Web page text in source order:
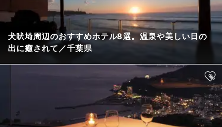
犬吠埼周辺のおすすめホテル8選。温泉や美しい日の
出に癒されて／千葉県